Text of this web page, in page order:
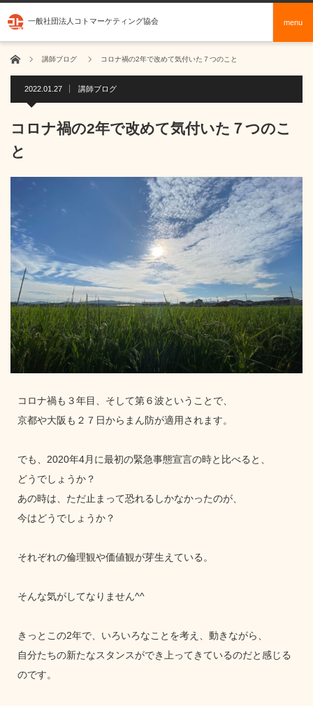
一般社団法人コトマーケティング協会 menu
ホーム 講師ブログ コロナ禍の2年で改めて気付いた７つのこと
2022.01.27 講師ブログ
コロナ禍の2年で改めて気付いた７つのこ
と
コロナ禍も３年目、そして第６波ということで、
京都や大阪も２７日からまん防が適用されます。
でも、2020年4月に最初の緊急事態宣言の時と比べると、
どうでしょうか？
あの時は、ただ止まって恐れるしかなかったのが、
今はどうでしょうか？
それぞれの倫理観や価値観が芽生えている。
そんな気がしてなりません^^
きっとこの2年で、いろいろなことを考え、動きながら、
自分たちの新たなスタンスができ上ってきているのだと感じる
のです。